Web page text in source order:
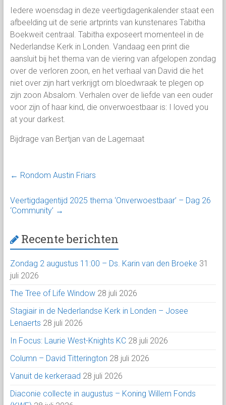
Iedere woensdag in deze veertigdagenkalender staat een
afbeelding uit de serie artprints van kunstenares Tabitha
Boekweit centraal. Tabitha exposeert momenteel in de
Nederlandse Kerk in Londen. Vandaag een print die
aansluit bij het thema van de viering van afgelopen zondag
over de verloren zoon, en het verhaal van David die het
niet over zijn hart verkrijgt om bloedwraak te plegen op
zijn zoon Absalom. Verhalen over de liefde van een ouder
voor zijn of haar kind, die onverwoestbaar is: I loved you
at your darkest.
Bijdrage van Bertjan van de Lagemaat
← Rondom Austin Friars
Veertigdagentijd 2025 thema ‘Onverwoestbaar’ – Dag 26
‘Community’ →
Recente berichten
Zondag 2 augustus 11:00 – Ds. Karin van den Broeke 31
juli 2026
The Tree of Life Window 28 juli 2026
Stagiair in de Nederlandse Kerk in Londen – Josee
Lenaerts 28 juli 2026
In Focus: Laurie West-Knights KC 28 juli 2026
Column – David Titterington 28 juli 2026
Vanuit de kerkeraad 28 juli 2026
Diaconie collecte in augustus – Koning Willem Fonds